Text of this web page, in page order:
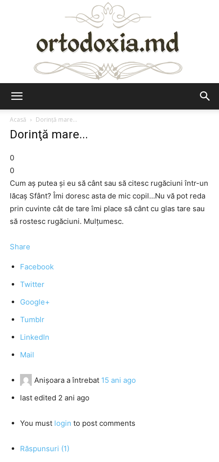
Acasă
Dorinţă mare...
Dorinţă mare...
0
0
Cum aş putea şi eu să cânt sau să citesc rugăciuni într-un
lăcaş Sfânt? Îmi doresc asta de mic copil…Nu vă pot reda
prin cuvinte cât de tare îmi place să cânt cu glas tare sau
să rostesc rugăciuni. Mulţumesc.
Share
Facebook
Twitter
Google+
Tumblr
LinkedIn
Mail
Anişoara a întrebat 15 ani ago
last edited 2 ani ago
You must login to post comments
Răspunsuri (1)